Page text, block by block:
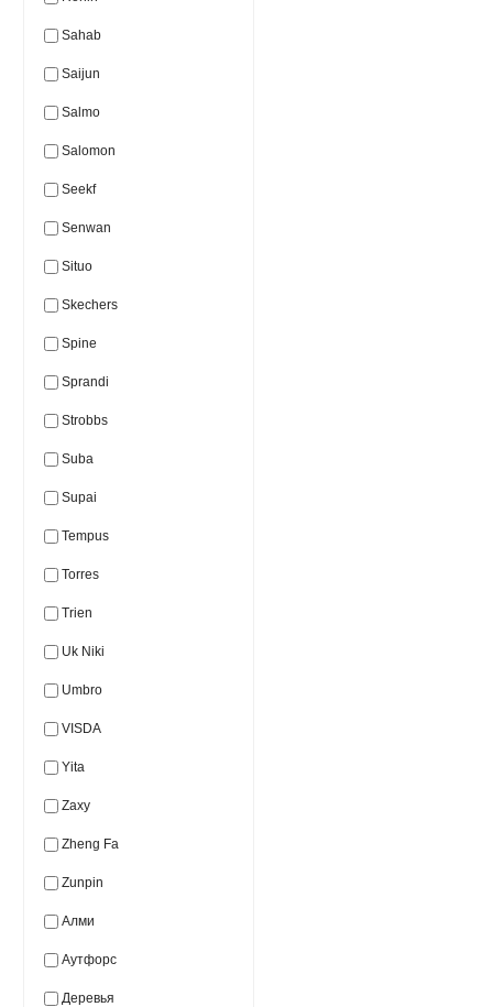
Sahab
Saijun
Salmo
Salomon
Seekf
Senwan
Situo
Skechers
Spine
Sprandi
Strobbs
Suba
Supai
Tempus
Torres
Trien
Uk Niki
Umbro
VISDA
Yita
Zaxy
Zheng Fa
Zunpin
Алми
Аутфорс
Деревья